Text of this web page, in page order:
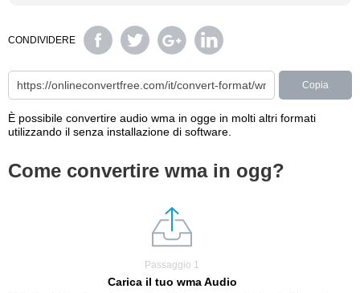
CONDIVIDERE
Copia
È possibile convertire audio wma in ogge in molti altri formati
utilizzando il senza installazione di software.
Come convertire wma in ogg?
Passaggio 1
Carica il tuo wma Audio